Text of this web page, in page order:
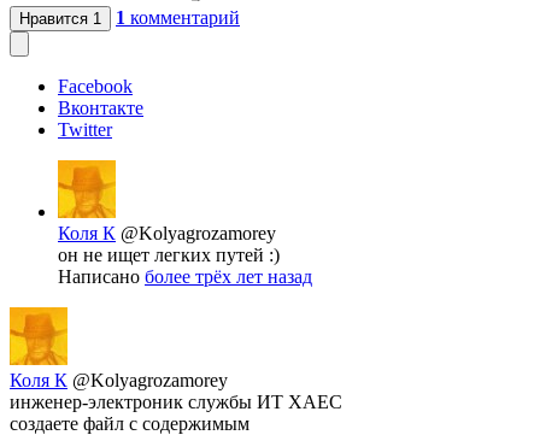
Нравится 1 1 комментарий
Facebook
Вконтакте
Twitter
Коля К @Kolyagrozamorey
он не ищет легких путей :)
Написано более трёх лет назад
Коля К @Kolyagrozamorey
инженер-электроник службы ИТ ХАЕС
создаете файл с содержимым